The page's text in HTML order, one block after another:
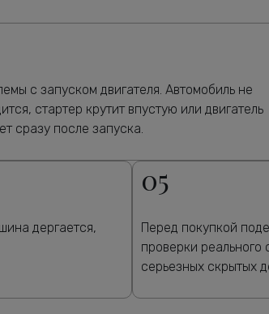
с запуском двигателя. Автомобиль не
стартер крутит впустую или двигатель
сразу после запуска.
дергается,
05
Перед покупкой
проверки реального
серьезных скрытых